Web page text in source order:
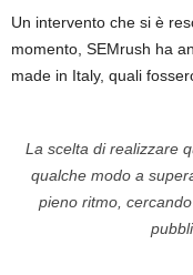
Un intervento che si è
momento, SEMrush ha
made in Italy, quali
La scelta di realizzare
qualche modo a
pieno ritmo,